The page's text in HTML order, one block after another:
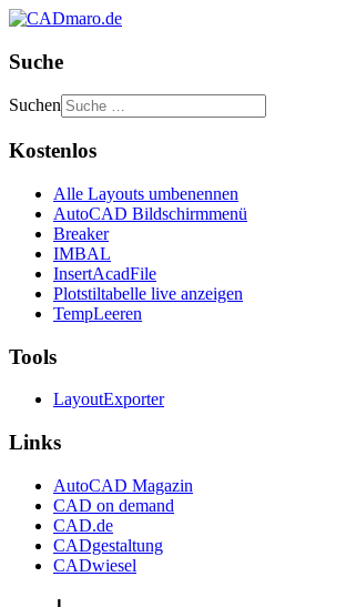
Suche
Suchen
Kostenlos
Alle Layouts umbenennen
AutoCAD Bildschirmmenü
Breaker
IMBAL
InsertAcadFile
Plotstiltabelle live anzeigen
TempLeeren
Tools
LayoutExporter
Links
AutoCAD Magazin
CAD on demand
CAD.de
CADgestaltung
CADwiesel